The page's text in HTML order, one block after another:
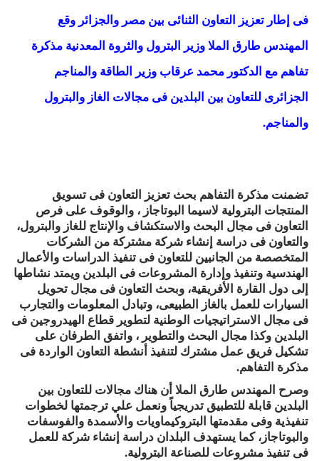
فى إطار تعزيز التعاون الثنائى بين مصر والجزائر وقع
المهندس طارق الملا وزير البترول والثروة المعدنية مذكرة
تفاهم مع الدكتور محمد عرقاب وزير الطاقة والمناجم
الجزائرى للتعاون بين البلدين فى مجالات الغاز والبترول
والمناجم.
تضمنت مذكرة التفاهم بحث تعزيز التعاون فى تسويق
المنتجات البترولية لاسيما البوتاجاز ، والوقوف على فرص
التعاون فى مجال البحث والاستكشاف والإنتاج للغاز والبترول،
والتعاون فى دراسة إنشاء شركة مشتركة من الشركات
المتخصصة من الجانبين للتعاون فى تنفيذ الدراسات والأعمال
الهندسية وتنفيذ وإدارة المشروعات فى البلدين ويمتد نشاطها
إلى دول القارة الأفريقية، وبحث التعاون فى مجال تحويل
السيارات للعمل بالغاز الطبيعى، وتبادل المعلومات والتجارب
فى مجال الاستراتيجيات الوطنية لتطوير قطاع الهيدروجين فى
البلدين وكذا مجال البحث والتطوير ، واتفق الطرفان على
تشكيل فريق عمل مشترك لتنفيذ أنشطة التعاون الواردة فى
مذكرة التفاهم.
وصرح المهندس طارق الملا أن هناك مجالات للتعاون بين
البلدين قابلة للتطبيق تدريجياً ونعمل علي ترجمتها لخطوات
تنفيذية وفى مقدمتها البتروكيماويات والأسمدة والفوسفات
والبوتاجاز، كما يستهدف البلدان دراسة إنشاء شركة للعمل
فى تنفيذ مشروعات للصناعة البترولية.